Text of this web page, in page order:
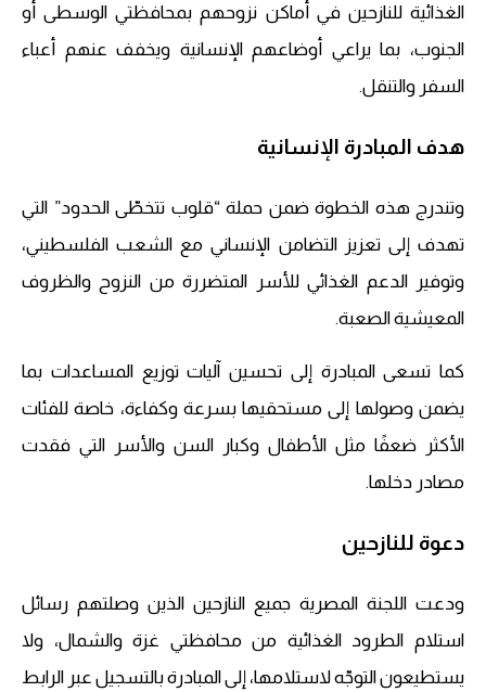
الغذائية للنازحين في أماكن نزوحهم بمحافظتي الوسطى أو
الجنوب، بما يراعي أوضاعهم الإنسانية ويخفف عنهم أعباء
السفر والتنقل.
هدف المبادرة الإنسانية
وتندرج هذه الخطوة ضمن حملة “قلوب تتخطّى الحدود” التي
تهدف إلى تعزيز التضامن الإنساني مع الشعب الفلسطيني،
وتوفير الدعم الغذائي للأسر المتضررة من النزوح والظروف
المعيشية الصعبة.
كما تسعى المبادرة إلى تحسين آليات توزيع المساعدات بما
يضمن وصولها إلى مستحقيها بسرعة وكفاءة، خاصة للفئات
الأكثر ضعفًا مثل الأطفال وكبار السن والأسر التي فقدت
مصادر دخلها.
دعوة للنازحين
ودعت اللجنة المصرية جميع النازحين الذين وصلتهم رسائل
استلام الطرود الغذائية من محافظتي غزة والشمال، ولا
يستطيعون التوجّه لاستلامها، إلى المبادرة بالتسجيل عبر الرابط